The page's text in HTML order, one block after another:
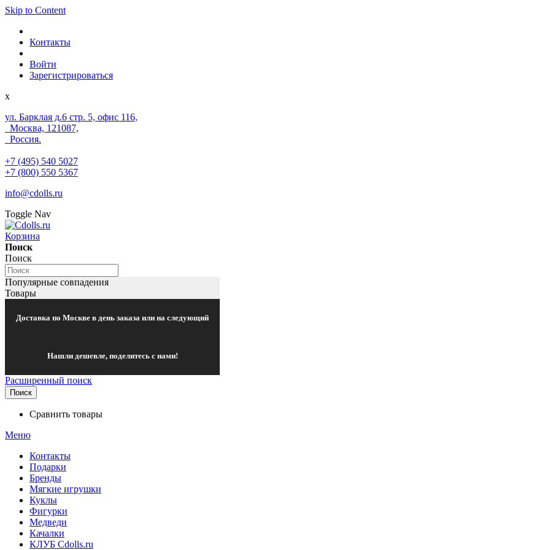
Skip to Content
Контакты
Войти
Зарегистрироваться
x
ул. Барклая д.6 стр. 5, офис 116,
Москва, 121087,
Россия.
+7 (495) 540 5027
+7 (800) 550 5367
info@cdolls.ru
Toggle Nav
Корзина
Поиск
Поиск
Популярные совпадения
Товары
Доставка по Москве в день заказа или на следующий
Нашли дешевле, поделитесь с нами!
Расширенный поиск
Поиск
Сравнить товары
Меню
Контакты
Подарки
Бренды
Мягкие игрушки
Куклы
Фигурки
Медведи
Качалки
КЛУБ Cdolls.ru